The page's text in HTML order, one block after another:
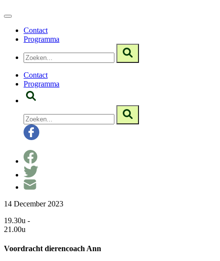
Contact
Programma
Contact
Programma
14 December 2023
19.30u -
21.00u
Voordracht dierencoach Ann